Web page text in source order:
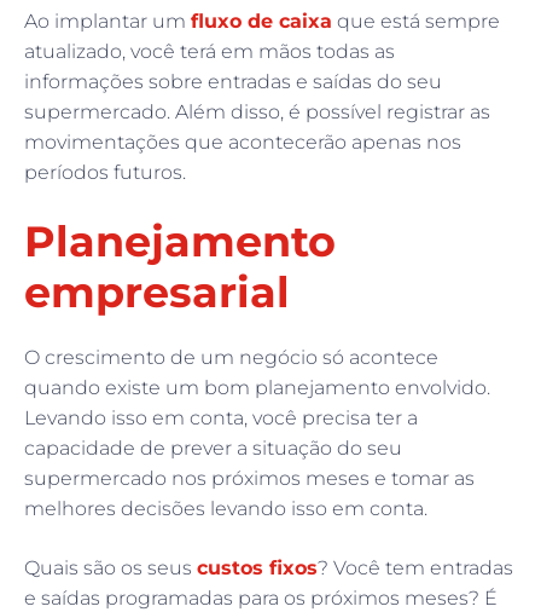
Ao implantar um fluxo de caixa que está sempre
atualizado, você terá em mãos todas as
informações sobre entradas e saídas do seu
supermercado. Além disso, é possível registrar as
movimentações que acontecerão apenas nos
períodos futuros.
Planejamento
empresarial
O crescimento de um negócio só acontece
quando existe um bom planejamento envolvido.
Levando isso em conta, você precisa ter a
capacidade de prever a situação do seu
supermercado nos próximos meses e tomar as
melhores decisões levando isso em conta.
Quais são os seus custos fixos? Você tem entradas
e saídas programadas para os próximos meses? É